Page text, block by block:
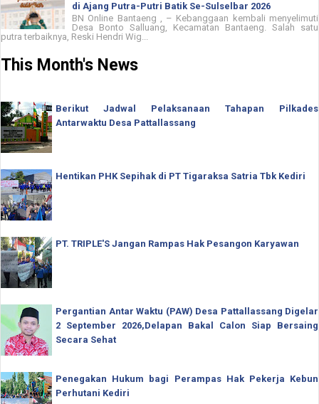
di Ajang Putra-Putri Batik Se-Sulselbar 2026
BN Online Bantaeng , – Kebanggaan kembali menyelimuti
Desa Bonto Salluang, Kecamatan Bantaeng. Salah satu
putra terbaiknya, Reski Hendri Wig...
This Month's News
Berikut Jadwal Pelaksanaan Tahapan Pilkades
Antarwaktu Desa Pattallassang
Hentikan PHK Sepihak di PT Tigaraksa Satria Tbk Kediri
PT. TRIPLE'S Jangan Rampas Hak Pesangon Karyawan
Pergantian Antar Waktu (PAW) Desa Pattallassang Digelar
2 September 2026,Delapan Bakal Calon Siap Bersaing
Secara Sehat
Penegakan Hukum bagi Perampas Hak Pekerja Kebun
Perhutani Kediri